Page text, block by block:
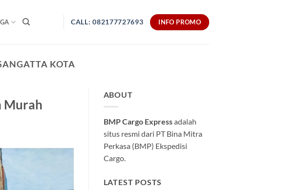
CALL: 082177727693 INFO PROMO
KOTA
Murah
ABOUT
BMP Cargo Expressadalah
situs resmi dari PT Bina Mitra
Perkasa (BMP) Ekspedisi
Cargo.
LATEST POSTS